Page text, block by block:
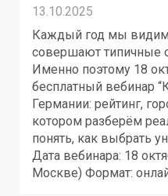
13.10.2025
Каждый год мы видим
совершают типичные
Именно поэтому 18
бесплатный вебинар
Германии: рейтинг,
котором разберём
понять, как выбрать
Дата вебинара: 18
Москве) Формат: